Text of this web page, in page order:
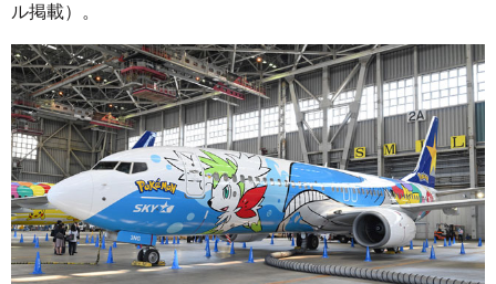
ル掲載）。